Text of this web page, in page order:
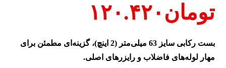
تومان ۱۲۰.۴۲۰
بست رکابی سایز 63 میلی‌متر (2 اینچ)، گزینه‌ای مطمئن برای
مهار لوله‌های فاضلاب و رایزرهای اصلی.